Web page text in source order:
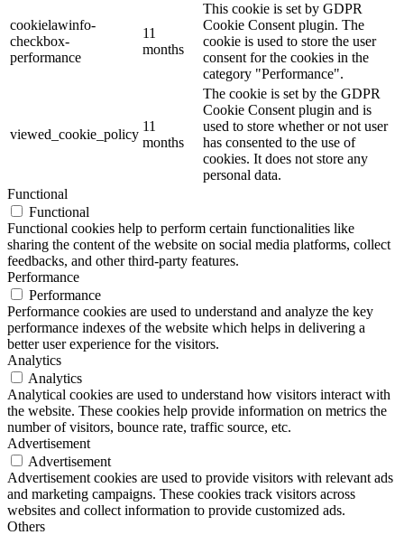
cookielawinfo-
checkbox-
performance
11
months
This cookie is set by GDPR
Cookie Consent plugin. The
cookie is used to store the user
consent for the cookies in the
category "Performance".
viewed_cookie_policy
11
months
The cookie is set by the GDPR
Cookie Consent plugin and is
used to store whether or not user
has consented to the use of
cookies. It does not store any
personal data.
Functional
Functional
Functional cookies help to perform certain functionalities like
sharing the content of the website on social media platforms, collect
feedbacks, and other third-party features.
Performance
Performance
Performance cookies are used to understand and analyze the key
performance indexes of the website which helps in delivering a
better user experience for the visitors.
Analytics
Analytics
Analytical cookies are used to understand how visitors interact with
the website. These cookies help provide information on metrics the
number of visitors, bounce rate, traffic source, etc.
Advertisement
Advertisement
Advertisement cookies are used to provide visitors with relevant ads
and marketing campaigns. These cookies track visitors across
websites and collect information to provide customized ads.
Others